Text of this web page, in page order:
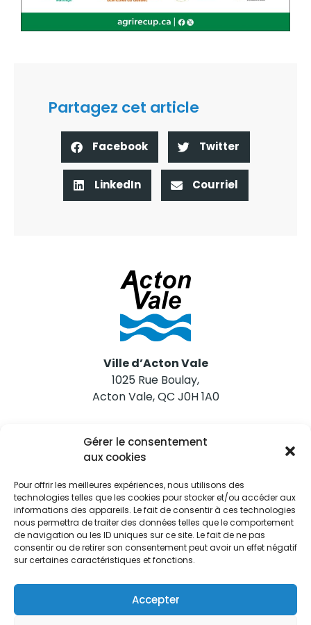
Gérer le consentement
aux cookies
Pour offrir les meilleures expériences, nous utilisons des
technologies telles que les cookies pour stocker et/ou accéder aux
informations des appareils. Le fait de consentir à ces technologies
nous permettra de traiter des données telles que le comportement
de navigation ou les ID uniques sur ce site. Le fait de ne pas
consentir ou de retirer son consentement peut avoir un effet négatif
sur certaines caractéristiques et fonctions.
Accepter
Partagez cet article
Facebook Twitter
LinkedIn Courriel
Ville d’Acton Vale
1025 Rue Boulay,
Acton Vale, QC J0H 1A0
Nous joindre
Tél. 450 546-2703
Restez informés
Abonnez-vous aux alertes municipales
Je m'abonne